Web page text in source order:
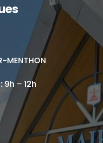
MENTHON
9h – 12h